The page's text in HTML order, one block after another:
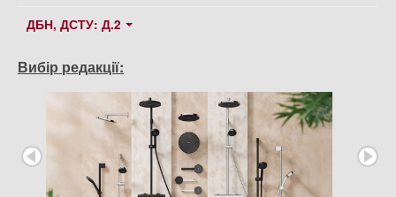
ДБН, ДСТУ: Д.2
Вибір редакції: